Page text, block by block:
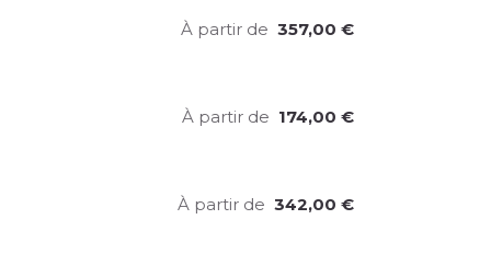
À partir de 357,00 €
À partir de 174,00 €
À partir de 342,00 €